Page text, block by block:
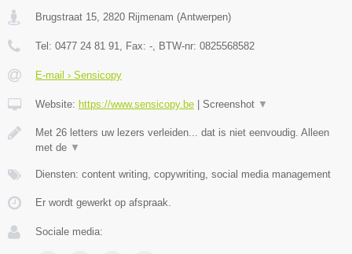
Brugstraat 15 2820 Rijmenam (Antwerpen)
Tel: 0477 24 81 91 , Fax: - , BTW-nr: 0825568582
E-mail › Sensicopy
Website: https://www.sensicopy.be | Screenshot ▼
Met 26 letters uw lezers verleiden... dat is niet eenvoudig. Alleen
met de ▼
Diensten: content writing, copywriting, social media management
Er wordt gewerkt op afspraak.
Sociale media: